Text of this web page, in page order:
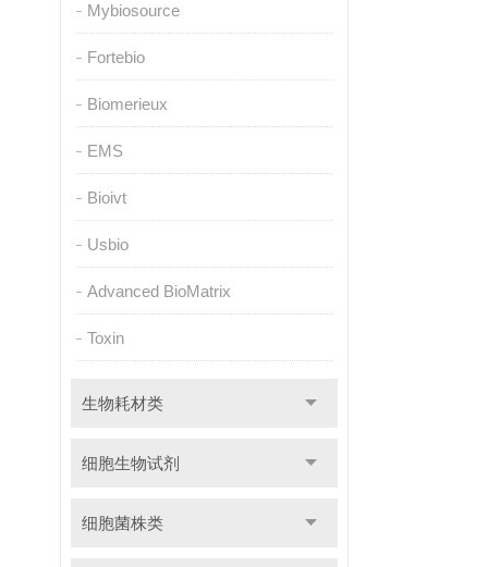
Mybiosource
Fortebio
Biomerieux
EMS
Bioivt
Usbio
Advanced BioMatrix
Toxin
生物耗材类
细胞生物试剂
细胞菌株类